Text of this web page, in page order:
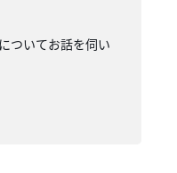
ついてお話を伺い